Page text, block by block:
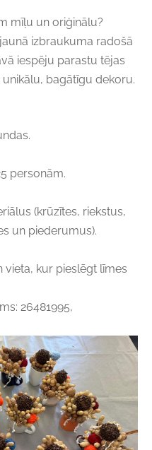
mīļu un oriģinālu?
izbraukuma radošā
iespēju parastu tējas
bagātīgu dekoru.
personām.
(krūzītes, riekstus,
un piederumus).
vieta, kur pieslēgt līmes
26481995,